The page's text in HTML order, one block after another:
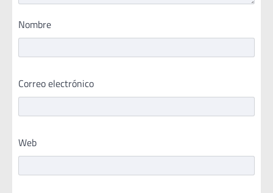
Nombre
Correo electrónico
Web